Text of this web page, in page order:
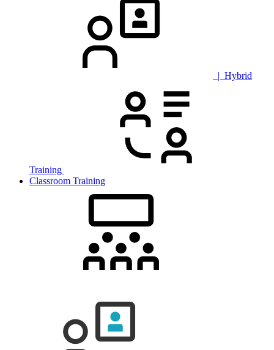
| Hybrid
Training
Classroom Training